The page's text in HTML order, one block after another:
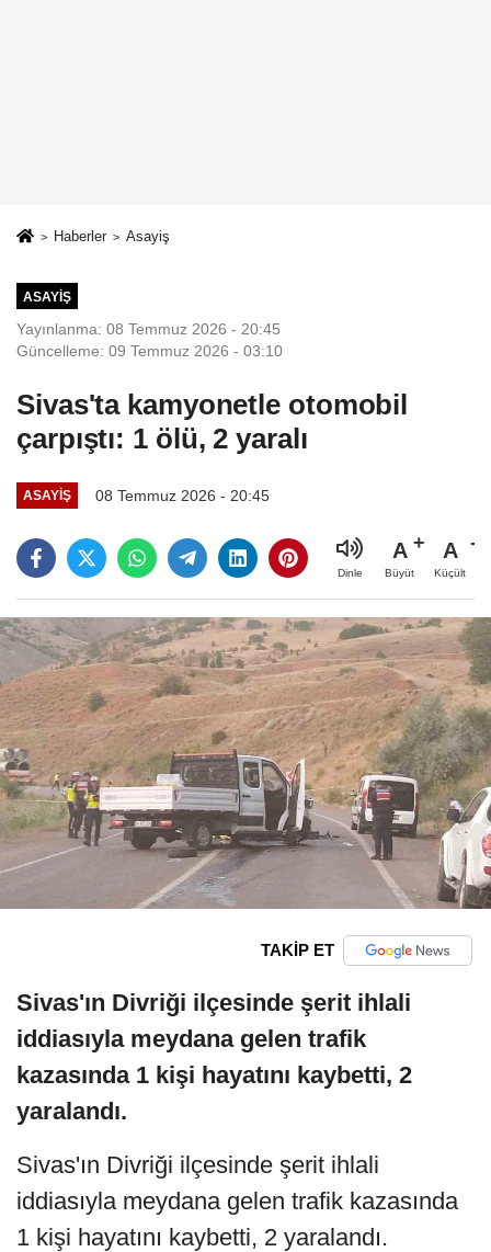
Haberler Asayiş
ASAYIŞ
Yayınlanma: 08 Temmuz 2026 - 20:45
Güncelleme: 09 Temmuz 2026 - 03:10
Sivas'ta kamyonetle otomobil
çarpıştı: 1 ölü, 2 yaralı
ASAYIŞ 08 Temmuz 2026 - 20:45
Dinle
A
Büyüt
A
Küçült
TAKİP ET
Sivas'ın Divriği ilçesinde şerit ihlali
iddiasıyla meydana gelen trafik
kazasında 1 kişi hayatını kaybetti, 2
yaralandı.
Sivas'ın Divriği ilçesinde şerit ihlali
iddiasıyla meydana gelen trafik kazasında
1 kişi hayatını kaybetti, 2 yaralandı.